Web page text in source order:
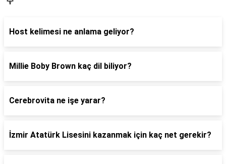
Host kelimesi ne anlama geliyor?
Millie Boby Brown kaç dil biliyor?
Cerebrovita ne işe yarar?
İzmir Atatürk Lisesini kazanmak için kaç net gerekir?